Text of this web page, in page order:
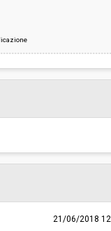
21/06/2018